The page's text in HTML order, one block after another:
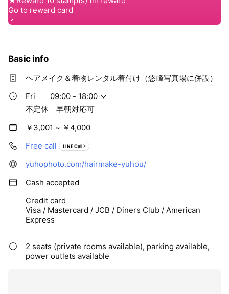
Basic info
ヘアメイク＆着物レンタル着付け（悠峰写真場に併設）
Fri
09:00 - 18:00
不定休 早朝対応可
￥3,001 ~ ￥4,000
Free call
LINE Call
yuhophoto.com/hairmake-yuhou/
Cash accepted
Credit card
Visa / Mastercard / JCB / Diners Club / American
Express
2 seats (private rooms available), parking available,
power outlets available